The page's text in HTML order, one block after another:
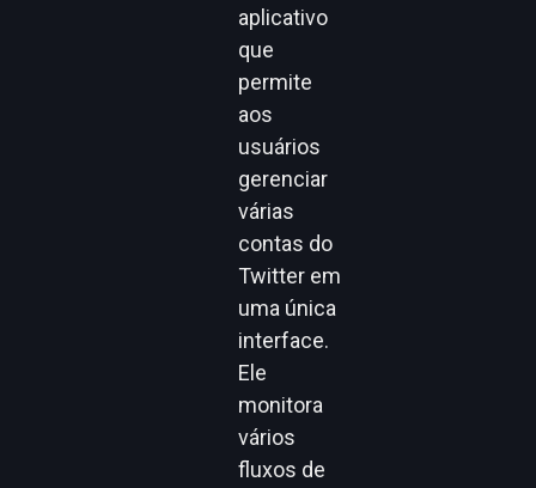
aplicativo
que
permite
aos
usuários
gerenciar
várias
contas do
Twitter em
uma única
interface.
Ele
monitora
vários
fluxos de